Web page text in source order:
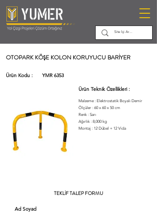
OTOPARK KÖŞE KOLON KORUYUCU BARİYER
Ürün Kodu : YMR 6353
Ürün Teknik Özellikleri :
Malzeme : Elektrostatik Boyalı Demir
Ölçüler : 60 x 60 x 50 cm
Renk : Sarı
Ağırlık : 8,000 kg
Montaj : 12 Dübel + 12 Vida
TEKLİF TALEP FORMU
Ad Soyad